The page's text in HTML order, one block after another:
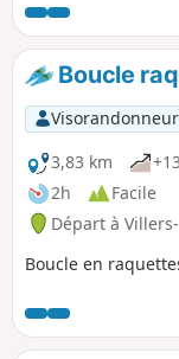
pâtures bordées
murets de pierres
typiques du
dolines
de la tourbière et
crête rocheuse, le
Boucle
Visorandonneur
3,83 km
2h
Facile
Départ à
Boucle en